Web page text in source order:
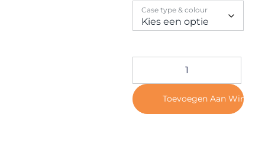
Case type & colour
Toevoegen Aan